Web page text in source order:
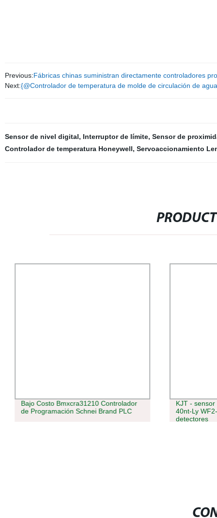
Previous:Fábricas chinas suministran directamente controladores
Next:{@Controlador de temperatura de molde de circulación de
Sensor de nivel digital, Interruptor de límite, Sensor de
Controlador de temperatura Honeywell, Servoaccionamiento
Bajo Costo Bmxcra31210 Controlador
de Programación Schnei Brand PLC
KJT -
40nt-Ly
detectores